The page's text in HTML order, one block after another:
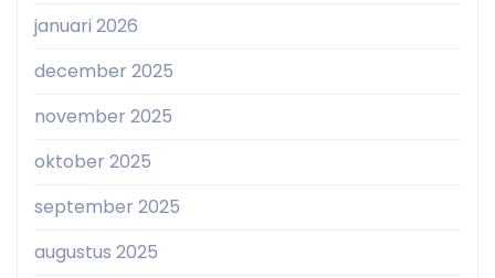
januari 2026
december 2025
november 2025
oktober 2025
september 2025
augustus 2025